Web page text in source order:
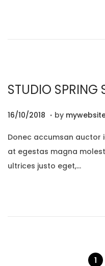
STUDIO SPRING
P
s
t
e
16/10/2018 2
/
1
2
. by
Donec accumsan auctor
at egestas magna
ultrices justo eget,…
1